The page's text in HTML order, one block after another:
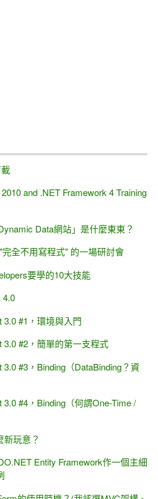
教學 免費試聽 教學視頻
測試工具 Http Fuzzing - VS2026/
能學會ASP.NET MVC嗎？30分
設計嗎？免費4小時實戰課程 看自
時 初學者 快速入門 (也適用 .NET
/ VS2026)
失的swagger ,改用OpenAPI 與
具
JSON，採用新版System .Text.
賣 最實用的程式入門教學 / 線上課
'Only the